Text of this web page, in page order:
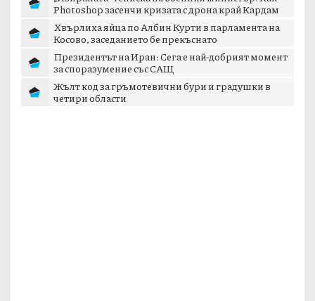
Photoshop засенчи кризата с дрона край Кардам
Хвърлиха яйца по Албин Курти в парламента на
Косово, заседанието бе прекъснато
Президентът на Иран: Сега е най-добрият момент
за споразумение със САЩ
Жълт код за гръмотевични бури и градушки в
четири области